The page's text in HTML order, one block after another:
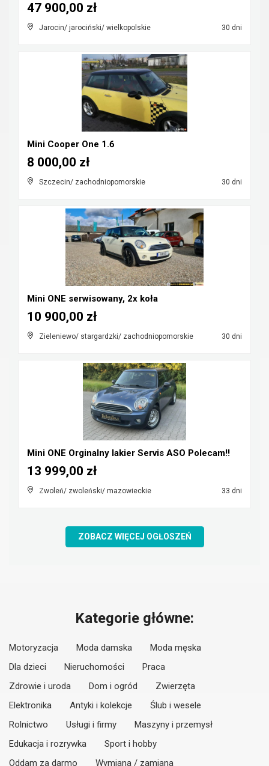
Jarocin/ jarociński/ wielkopolskie 30 dni
47 900,00 zł
Mini Cooper One 1.6
Szczecin/ zachodniopomorskie 30 dni
8 000,00 zł
Mini ONE serwisowany, 2x koła
Zieleniewo/ stargardzki/ zachodniopomorskie 30 dni
10 900,00 zł
Mini ONE Orginalny lakier Servis ASO Polecam!!
Zwoleń/ zwoleński/ mazowieckie 33 dni
13 999,00 zł
ZOBACZ WIĘCEJ OGŁOSZEŃ
Kategorie główne:
Motoryzacja Moda damska
Moda męska
Dla dzieci
Nieruchomości
Praca
Zdrowie i uroda
Dom i ogród
Zwierzęta
Elektronika
Antyki i kolekcje
Ślub i wesele
Rolnictwo
Usługi i firmy
Maszyny i przemysł
Edukacja i rozrywka
Sport i hobby
Oddam za darmo
Wymiana / zamiana